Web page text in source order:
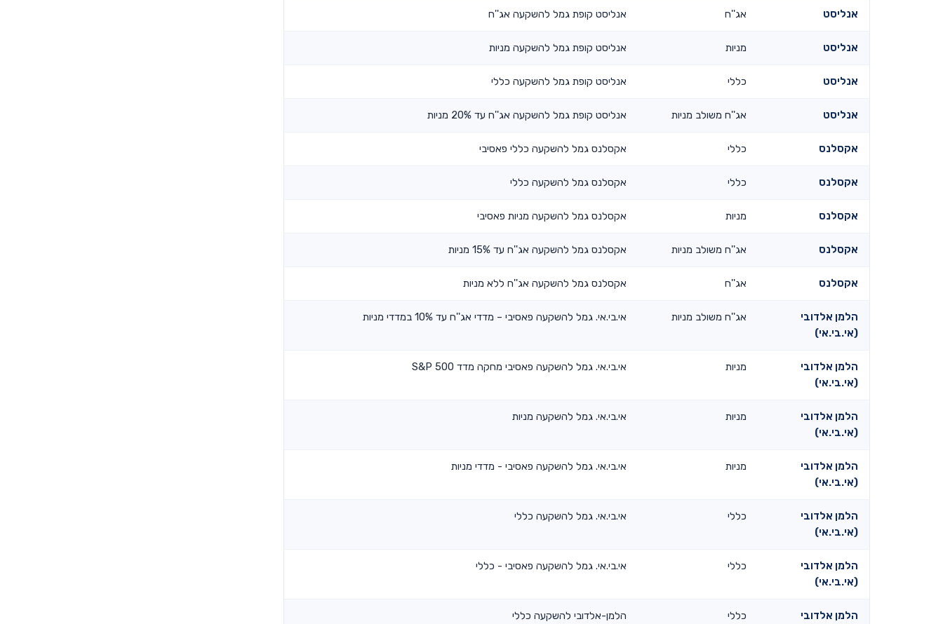
אנליסט אג''ח אנליסט קופת גמל להשקעה אג''ח
אנליסט מניות אנליסט קופת גמל להשקעה מניות
אנליסט כללי אנליסט קופת גמל להשקעה כללי
אנליסט אג''ח משולב מניות אנליסט קופת גמל להשקעה אג''ח עד 20% מניות
אקסלנס כללי אקסלנס גמל להשקעה כללי פאסיבי
אקסלנס כללי אקסלנס גמל להשקעה כללי
אקסלנס מניות אקסלנס גמל להשקעה מניות פאסיבי
אקסלנס אג''ח משולב מניות אקסלנס גמל להשקעה אג''ח עד 15% מניות
אקסלנס אג''ח אקסלנס גמל להשקעה אג''ח ללא מניות
הלמן אלדובי
(אי.בי.אי)
אג''ח משולב מניות אי.בי.אי. גמל להשקעה פאסיבי – מדדי אג''ח עד 10% במדדי מניות
הלמן אלדובי
(אי.בי.אי)
מניות אי.בי.אי. גמל להשקעה פאסיבי מחקה מדד S&P 500
הלמן אלדובי
(אי.בי.אי)
מניות אי.בי.אי. גמל להשקעה מניות
הלמן אלדובי
(אי.בי.אי)
מניות אי.בי.אי. גמל להשקעה פאסיבי - מדדי מניות
הלמן אלדובי
(אי.בי.אי)
כללי אי.בי.אי. גמל להשקעה כללי
הלמן אלדובי
(אי.בי.אי)
כללי אי.בי.אי. גמל להשקעה פאסיבי - כללי
הלמן אלדובי
כללי הלמן-אלדובי להשקעה כללי